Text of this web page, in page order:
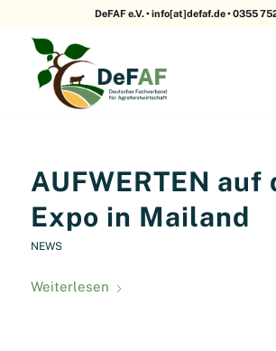
DeFAF e.V. • info[at]defaf.de • 0355
AUFWERTEN auf
Expo in Mailand
NEWS
Weiterlesen